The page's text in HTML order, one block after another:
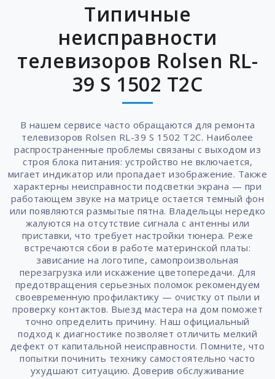
Типичные
неисправности
телевизоров Rolsen RL-
39 S 1502 T2C
В нашем сервисе часто обращаются для ремонта
телевизоров Rolsen RL-39 S 1502 T2C. Наиболее
распространенные проблемы связаны с выходом из
строя блока питания: устройство не включается,
мигает индикатор или пропадает изображение. Также
характерны неисправности подсветки экрана — при
работающем звуке на матрице остается темный фон
или появляются размытые пятна. Владельцы нередко
жалуются на отсутствие сигнала с антенны или
приставки, что требует настройки тюнера. Реже
встречаются сбои в работе материнской платы:
зависание на логотипе, самопроизвольная
перезагрузка или искажение цветопередачи. Для
предотвращения серьезных поломок рекомендуем
своевременную профилактику — очистку от пыли и
проверку контактов. Выезд мастера на дом поможет
точно определить причину. Наш официальный
подход к диагностике позволяет отличить мелкий
дефект от капитальной неисправности. Помните, что
попытки починить технику самостоятельно часто
ухудшают ситуацию. Доверив обслуживание